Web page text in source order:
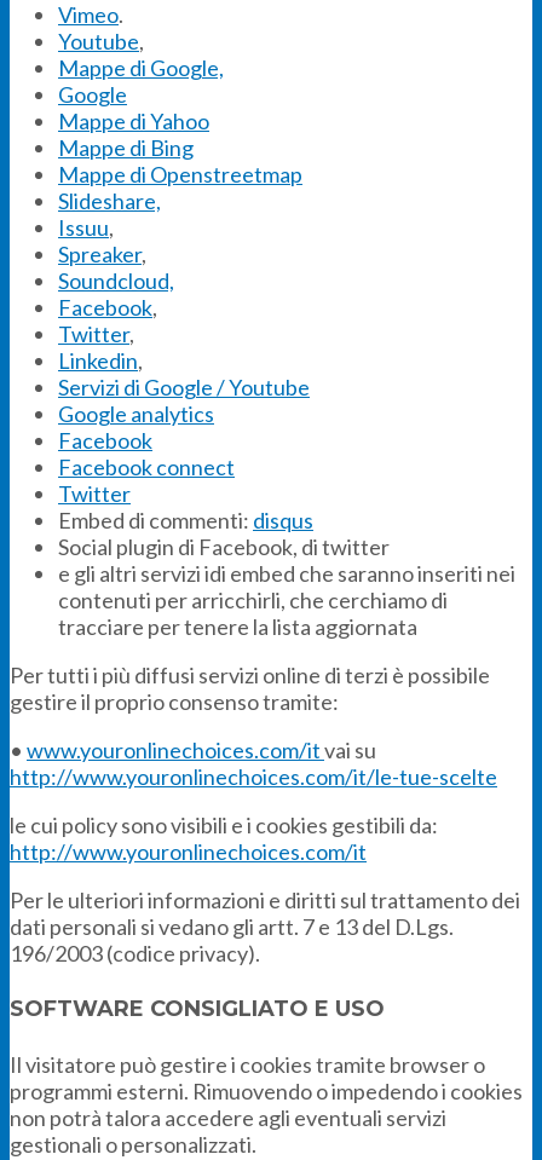
Vimeo.
Youtube,
Mappe di Google,
Google
Mappe di Yahoo
Mappe di Bing
Mappe di Openstreetmap
Slideshare,
Issuu,
Spreaker,
Soundcloud,
Facebook,
Twitter,
Linkedin,
Servizi di Google / Youtube
Google analytics
Facebook
Facebook connect
Twitter
Embed di commenti: disqus
Social plugin di Facebook, di twitter
e gli altri servizi idi embed che saranno inseriti nei
contenuti per arricchirli, che cerchiamo di
tracciare per tenere la lista aggiornata
Per tutti i più diffusi servizi online di terzi è possibile
gestire il proprio consenso tramite:
• www.youronlinechoices.com/itvai su
http://www.youronlinechoices.com/it/le-tue-scelte
le cui policy sono visibili e i cookies gestibili da:
http://www.youronlinechoices.com/it
Per le ulteriori informazioni e diritti sul trattamento dei
dati personali si vedano gli artt. 7 e 13 del D.Lgs.
196/2003 (codice privacy).
SOFTWARE CONSIGLIATO E USO
Il visitatore può gestire i cookies tramite browser o
programmi esterni. Rimuovendo o impedendo i cookies
non potrà talora accedere agli eventuali servizi
gestionali o personalizzati.